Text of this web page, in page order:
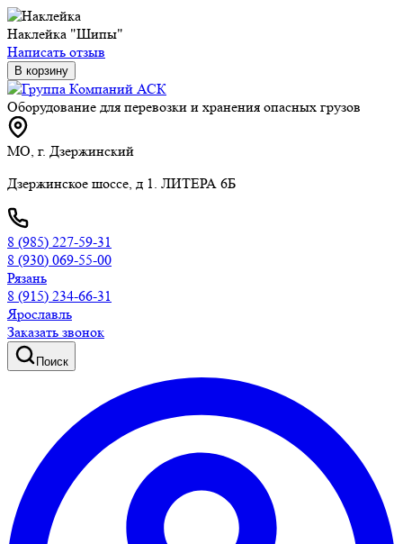
Наклейка "Шипы"
Написать отзыв
В корзину
Оборудование для перевозки и хранения опасных грузов
МО, г. Дзержинский
Дзержинское шоссе, д 1. ЛИТЕРА 6Б
8 (985) 227-59-31
8 (930) 069-55-00
Рязань
8 (915) 234-66-31
Ярославль
Заказать звонок
Поиск